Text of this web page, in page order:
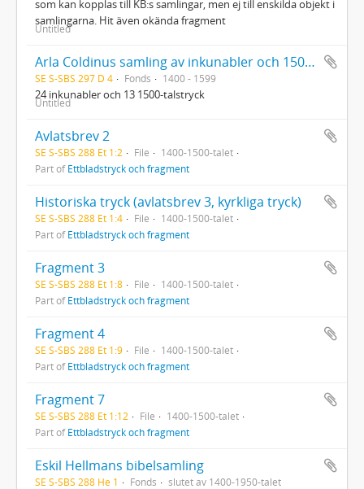
som kan kopplas till KB:s samlingar, men ej till enskilda objekt i
samlingarna. Hit även okända fragment
Untitled
Arla Coldinus samling av inkunabler och 1500-talstryck
SE S-SBS 297 D 4 Fonds 1400 - 1599
24 inkunabler och 13 1500-talstryck
Untitled
Avlatsbrev 2
SE S-SBS 288 Et 1:2 File
1400-1500-talet
Part ofEttbladstryck och fragment
Historiska tryck (avlatsbrev 3, kyrkliga tryck)
SE S-SBS 288 Et 1:4 File
1400-1500-talet
Part ofEttbladstryck och fragment
Fragment 3
SE S-SBS 288 Et 1:8 File
1400-1500-talet
Part ofEttbladstryck och fragment
Fragment 4
SE S-SBS 288 Et 1:9 File
1400-1500-talet
Part ofEttbladstryck och fragment
Fragment 7
SE S-SBS 288 Et 1:12 File
1400-1500-talet
Part ofEttbladstryck och fragment
Eskil Hellmans bibelsamling
SE S-SBS 288 He 1 Fonds slutet av 1400-1950-talet